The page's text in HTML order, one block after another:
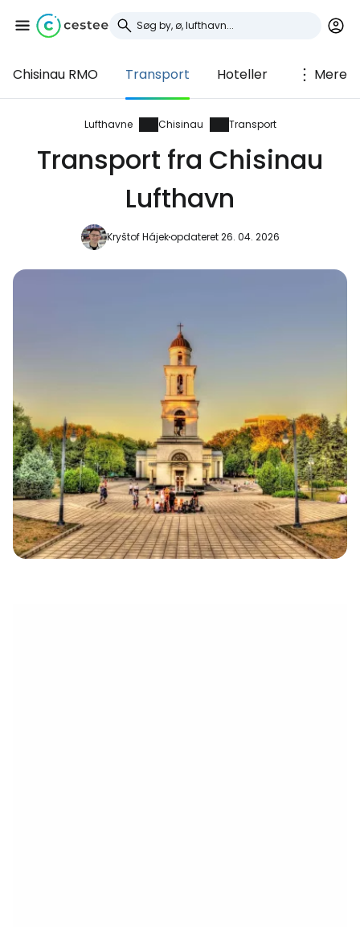
Chisinau RMO Transport Hoteller Mere
Lufthavne Chisinau Transport
Transport fra Chisinau
Lufthavn
Kryštof Hájekopdateret 26. 04. 2026
Log ind på Cestee
... det verdensomspændende
Fortsæt med Google
Fortsæt med e-mail